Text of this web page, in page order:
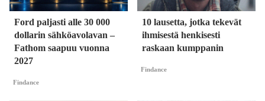
Ford paljasti alle 30 000
dollarin sähköavolavan –
Fathom saapuu vuonna
2027
Findance
10 lausetta, jotka tekevät
ihmisestä henkisesti
raskaan kumppanin
Findance